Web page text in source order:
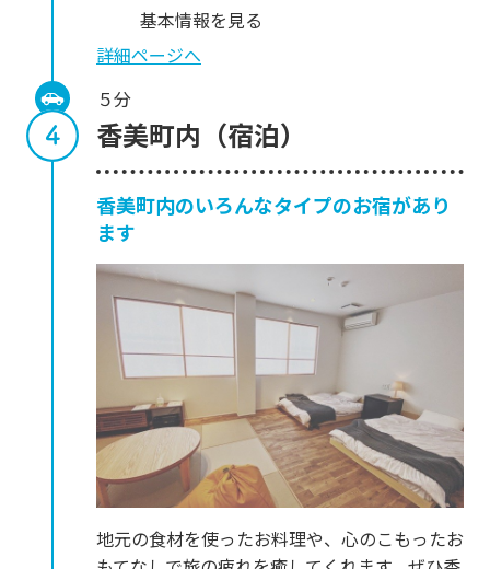
基本情報を見る
詳細ページへ
５分
香美町内（宿泊）
香美町内のいろんなタイプのお宿があり
ます
地元の食材を使ったお料理や、心のこもったお